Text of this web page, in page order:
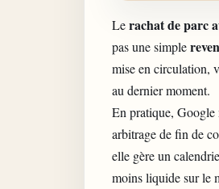
Lerachat de parc
pas une simple
mise en circulation,
au dernier moment.
En pratique, Google
arbitrage de fin de
elle gère un
moins liquide sur le